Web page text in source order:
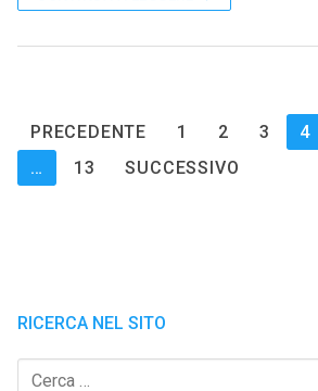
Paginazione
degli
articoli
PRECEDENTE 1 2 3 4
…
13 SUCCESSIVO
RICERCA NEL SITO
Cerca: